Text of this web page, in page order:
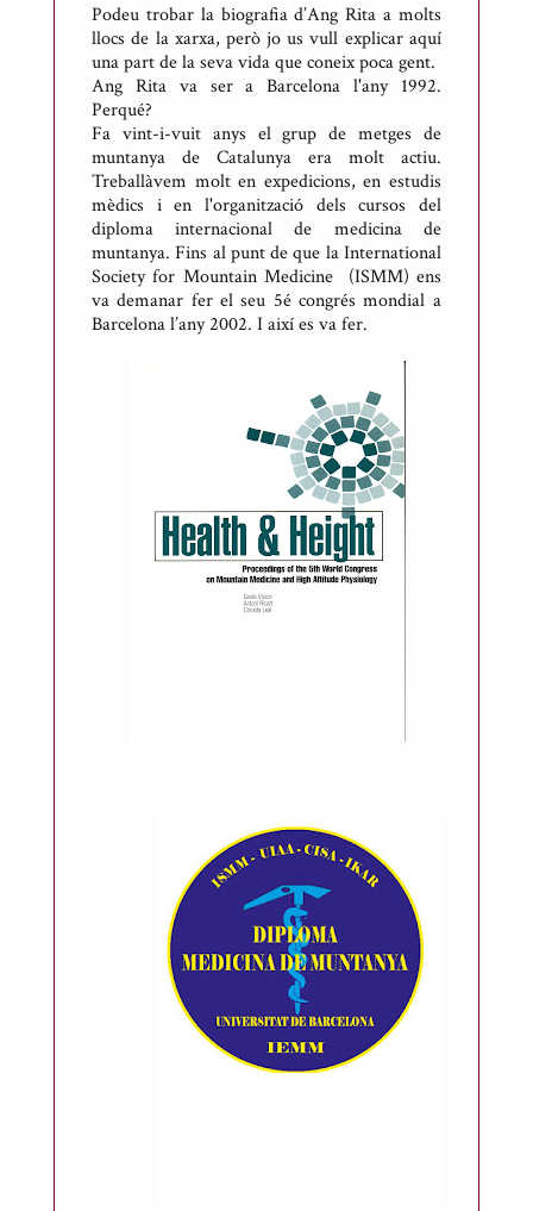
Podeu trobar la biografia d’Ang Rita a molts
llocs de la xarxa, però jo us vull explicar aquí
una part de la seva vida que coneix poca gent.
Ang Rita va ser a Barcelona l'any 1992.
Perqué?
Fa vint-i-vuit anys el grup de metges de
muntanya de Catalunya era molt actiu.
Treballàvem molt en expedicions, en estudis
mèdics i en l'organització dels cursos del
diploma internacional de medicina de
muntanya. Fins al punt de que la International
Society for Mountain Medicine (ISMM) ens
va demanar fer el seu 5é congrés mondial a
Barcelona l’any 2002. I així es va fer.